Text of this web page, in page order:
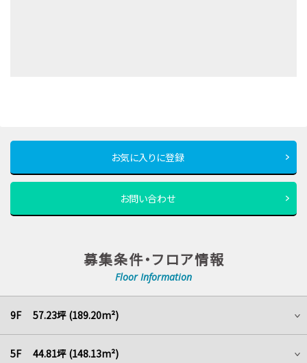
お気に入りに登録
お問い合わせ
募集条件・フロア情報
Floor Information
9F 57.23坪 (189.20m²)
5F 44.81坪 (148.13m²)